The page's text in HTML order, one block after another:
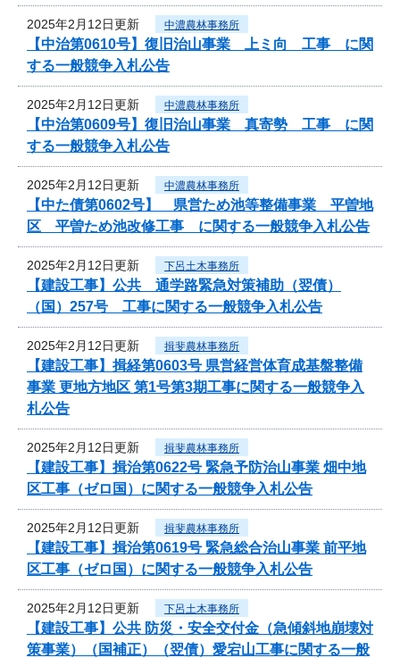
2025年2月12日更新 中濃農林事務所
【中治第0610号】復旧治山事業 上ミ向 工事 に関
する一般競争入札公告
2025年2月12日更新 中濃農林事務所
【中治第0609号】復旧治山事業 真寄勢 工事 に関
する一般競争入札公告
2025年2月12日更新 中濃農林事務所
【中た債第0602号】 県営ため池等整備事業 平曽地
区 平曽ため池改修工事 に関する一般競争入札公告
2025年2月12日更新 下呂土木事務所
【建設工事】公共 通学路緊急対策補助（翌債）
（国）257号 工事に関する一般競争入札公告
2025年2月12日更新 揖斐農林事務所
【建設工事】揖経第0603号 県営経営体育成基盤整備
事業 更地方地区 第1号第3期工事に関する一般競争入
札公告
2025年2月12日更新 揖斐農林事務所
【建設工事】揖治第0622号 緊急予防治山事業 畑中地
区工事（ゼロ国）に関する一般競争入札公告
2025年2月12日更新 揖斐農林事務所
【建設工事】揖治第0619号 緊急総合治山事業 前平地
区工事（ゼロ国）に関する一般競争入札公告
2025年2月12日更新 下呂土木事務所
【建設工事】公共 防災・安全交付金（急傾斜地崩壊対
策事業）（国補正）（翌債）愛宕山工事に関する一般